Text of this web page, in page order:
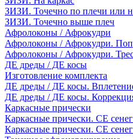
ЗИЗИ. Точечно по плечи или
ЗИЗИ. Точечно выше плеч
Афролоконы / Афрокудри
Афролоконы / Афрокудри.
Афролоконы / Афрокудри.
ДЕ дреды / ДЕ косы
Изготовление комплекта
ДЕ дреды / ДЕ косы.
ДЕ дреды / ДЕ косы.
Каркасные прически
Каркасные прически. СЕ
Каркасные прически. СЕ